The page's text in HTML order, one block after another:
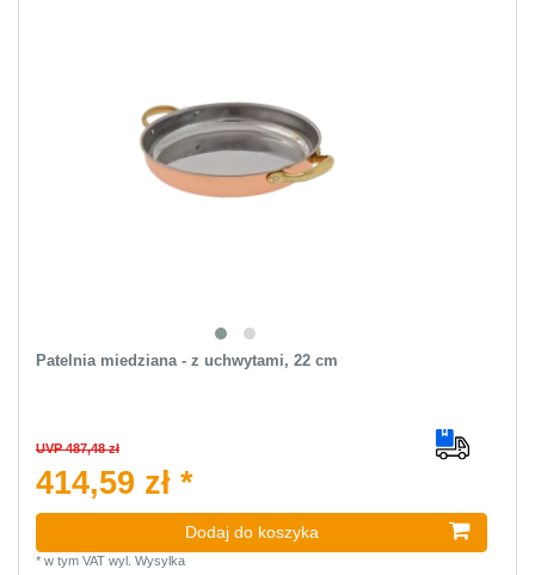
Patelnia miedziana - z uchwytami, 22 cm
UVP 487,48 zł
414,59 zł *
Dodaj do koszyka
* w tym VATwyl. Wysylka